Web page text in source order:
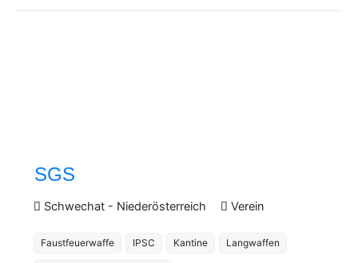
SGS
Schwechat - Niederösterreich Verein
Faustfeuerwaffe IPSC Kantine Langwaffen